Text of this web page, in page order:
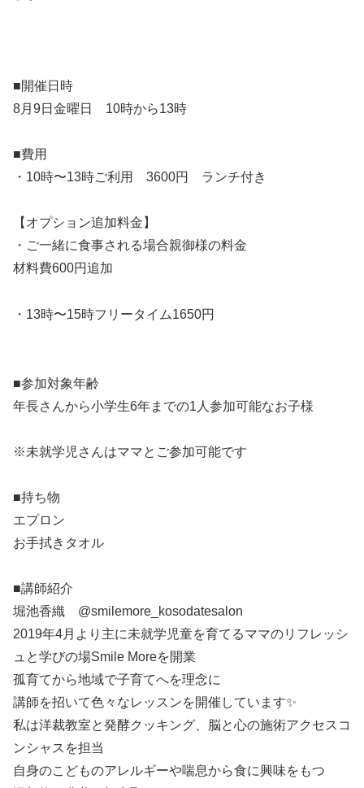
■開催日時
8月9日金曜日 10時から13時
■費用
・10時〜13時ご利用 3600円 ランチ付き
【オプション追加料金】
・ご一緒に食事される場合親御様の料金
材料費600円追加
・13時〜15時フリータイム1650円
■参加対象年齢
年長さんから小学生6年までの1人参加可能なお子様
※未就学児さんはママとご参加可能です
■持ち物
エプロン
お手拭きタオル
■講師紹介
堀池香織 @smilemore_kosodatesalon
2019年4月より主に未就学児童を育てるママのリフレッシ
ュと学びの場Smile Moreを開業
孤育てから地域で子育てへを理念に
講師を招いて色々なレッスンを開催しています✨
私は洋裁教室と発酵クッキング、脳と心の施術アクセスコ
ンシャスを担当
自身のこどものアレルギーや喘息から食に興味をもつ